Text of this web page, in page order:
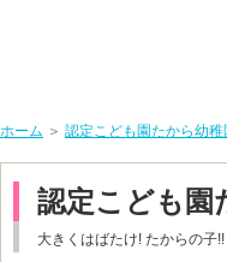
ホーム ＞ 認定こども園たから幼稚
認定こども園
大きくはばたけ! たからの子!!